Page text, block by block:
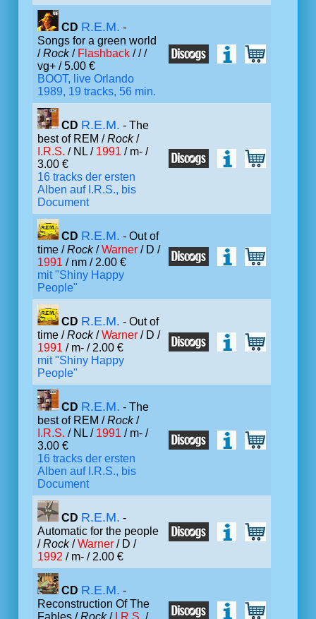
CD R.E.M. -
Songs for a green world
/Rock/ Flashback / //
vg+ / 5.00 €
BOOT, live Orlando
1989, 19 tracks, 56 min.
CD R.E.M. - The
best of REM /Rock/
I.R.S. / NL / 1991 / m- /
3.00 €
16 tracks der ersten
Alben auf I.R.S., bis
Document
CD R.E.M. - Out of
time /Rock/Warner / D /
1991 / nm / 2.00 €
mit "Shiny Happy
People"
CD R.E.M. - Out of
time /Rock/Warner / D /
1991 / m- / 2.00 €
mit "Shiny Happy
People"
CD R.E.M. - The
best of REM /Rock/
I.R.S. / NL / 1991 / m- /
3.00 €
16 tracks der ersten
Alben auf I.R.S., bis
Document
CD R.E.M. -
Automatic for the people
/Rock/Warner / D /
1992 / m- / 2.00 €
CD R.E.M. -
Reconstruction Of The
Fables / Rock/ I.R.S. /